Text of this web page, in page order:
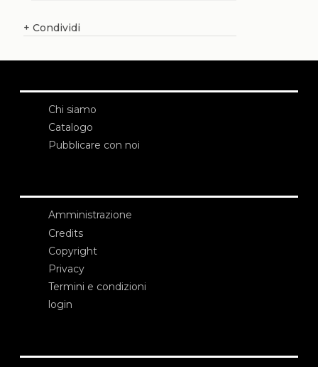
+ Condividi
Chi siamo
Catalogo
Pubblicare con noi
Amministrazione
Credits
Copyright
Privacy
Termini e condizioni
login